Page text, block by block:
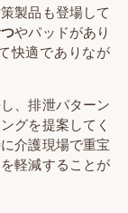
製品も登場して
やパッドがあり
快適でありなが
、排泄パターン
グを提案してく
介護現場で重宝
軽減することが